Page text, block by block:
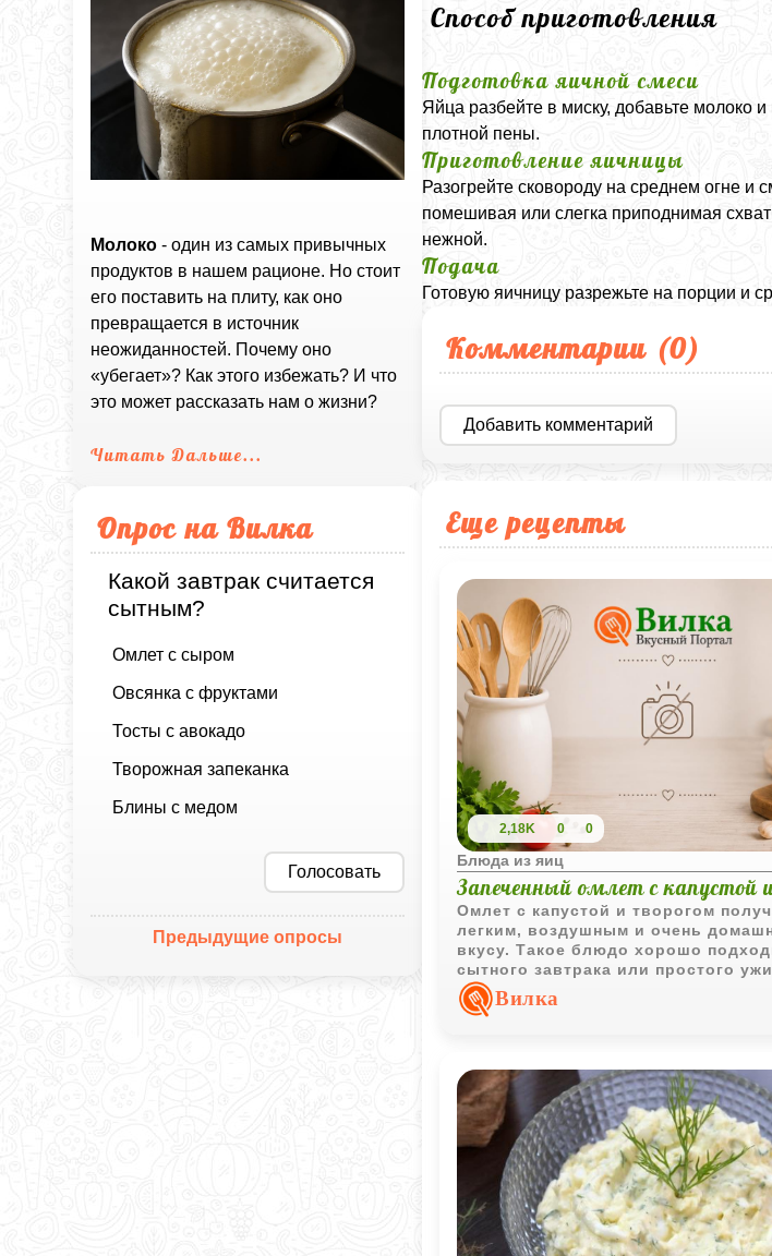
Молоко - один из самых привычных
продуктов в нашем рационе. Но стоит
его поставить на плиту, как оно
превращается в источник
неожиданностей. Почему оно
«убегает»? Как этого избежать? И что
это может рассказать нам о жизни?
Читать Дальше...
Опрос на Вилка
Какой завтрак считается
сытным?
Омлет с сыром
Овсянка с фруктами
Тосты с авокадо
Творожная запеканка
Блины с медом
Голосовать
Предыдущие опросы
Способ приготовления
Подготовка яичной смеси
Яйца разбейте в миску, добавьте молоко
плотной пены.
Приготовление яичницы
Разогрейте сковороду на среднем огне и
помешивая или слегка приподнимая
нежной.
Подача
Готовую яичницу разрежьте на порции и
Комментарии (0)
Добавить комментарий
Еще рецепты
2,18K 0 0
Блюда из яиц
Запеченный омлет с капустой
Омлет с капустой и творогом
легким, воздушным и очень
вкусу. Такое блюдо хорошо
сытного завтрака или простого
лишней тяжести.
Вилка